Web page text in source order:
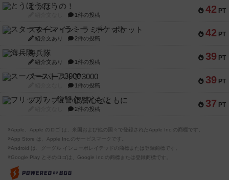
42 PT
とうほうの！
1件の投稿
42 PT
スターマイン・ラミー ポケット
紹介文あり 2件の投稿
39 PT
海兵隊
紹介文あり 1件の投稿
39 PT
スーパーストア3000
1件の投稿
37 PT
フリップ７：復讐心とともに
2件の投稿
※Apple、Apple のロゴ は、米国および他の国々で登録されたApple Inc.の商標です。
※App Store は、Apple Inc.のサービスマークです。
※Android は、グーグル インコーポレイテッドの商標または登録商標です。
※Google Play とそのロゴは、Google Inc.の商標または登録商標です。